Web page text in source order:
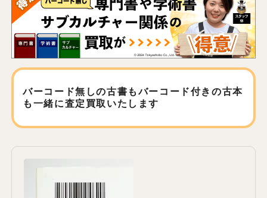
バーコード無しの古書もバーコード付きの古本
も 一緒に査定買取いたします